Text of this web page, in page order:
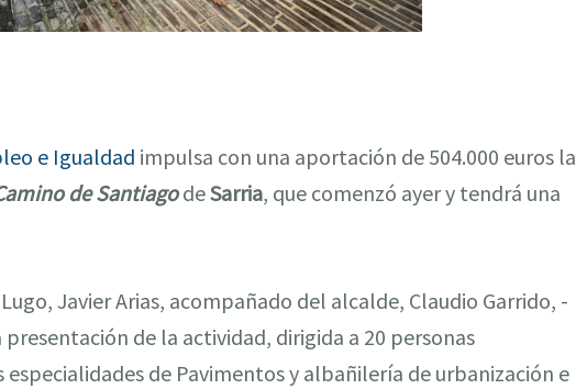
e Igualdad impulsa con una aportación de 504.000 euros la
de Santiago deSarria, que comenzó ayer y tendrá una
Javier Arias, acompañado del alcalde, Claudio Garrido, -
de la actividad, dirigida a 20 personas
de Pavimentos y albañilería de urbanización e